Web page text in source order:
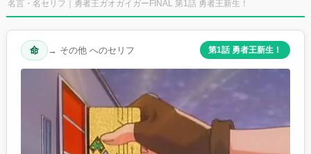
名言・名セリフ｜勇者王ガオガイガーFINAL 第1話 勇者王新生！
命 → その他 へのセリフ 第1話 勇者王新生！